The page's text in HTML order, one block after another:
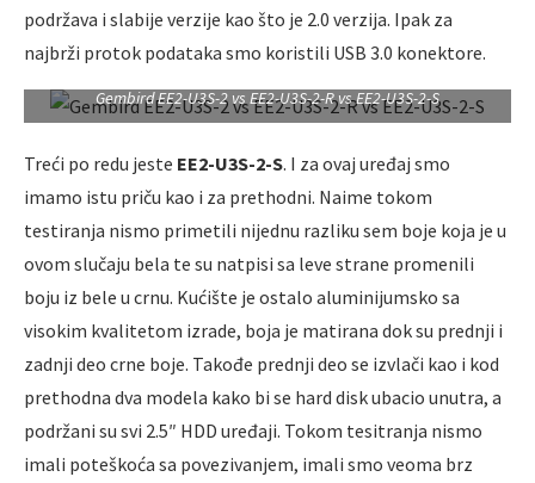
podržava i slabije verzije kao što je 2.0 verzija. Ipak za
najbrži protok podataka smo koristili USB 3.0 konektore.
Gembird EE2-U3S-2 vs EE2-U3S-2-R vs EE2-U3S-2-S
Treći po redu jeste EE2-U3S-2-S. I za ovaj uređaj smo
imamo istu priču kao i za prethodni. Naime tokom
testiranja nismo primetili nijednu razliku sem boje koja je u
ovom slučaju bela te su natpisi sa leve strane promenili
boju iz bele u crnu. Kućište je ostalo aluminijumsko sa
visokim kvalitetom izrade, boja je matirana dok su prednji i
zadnji deo crne boje. Takođe prednji deo se izvlači kao i kod
prethodna dva modela kako bi se hard disk ubacio unutra, a
podržani su svi 2.5″ HDD uređaji. Tokom tesitranja nismo
imali poteškoća sa povezivanjem, imali smo veoma brz